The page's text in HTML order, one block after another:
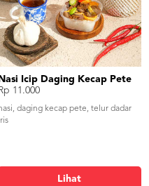
Nasi Icip Daging Kecap Pete
Rp 11.000
daging kecap pete, telur dadar
Lihat